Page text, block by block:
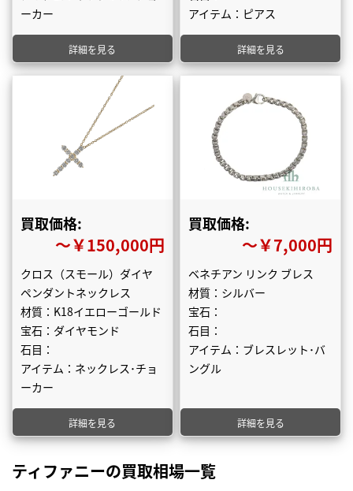
ーカー
詳細を見る
アイテム：ピアス
詳細を見る
買取価格:
〜￥150,000円
クロス（スモール）ダイヤ
ペンダントネックレス
材質：K18イエローゴールド
宝石：ダイヤモンド
石目：
アイテム：ネックレス･チョ
ーカー
詳細を見る
買取価格:
〜￥7,000円
ベネチアン リンク ブレス
材質：シルバー
宝石：
石目：
アイテム：ブレスレット･バ
ングル
詳細を見る
ティファニーの買取相場一覧